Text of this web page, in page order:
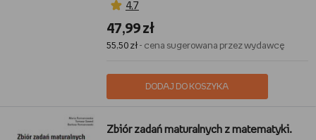
4,7
47,99 zł
55,50 zł- cena sugerowana przez wydawcę
DODAJ DO KOSZYKA
Zbiór zadań maturalnych z matematyki.